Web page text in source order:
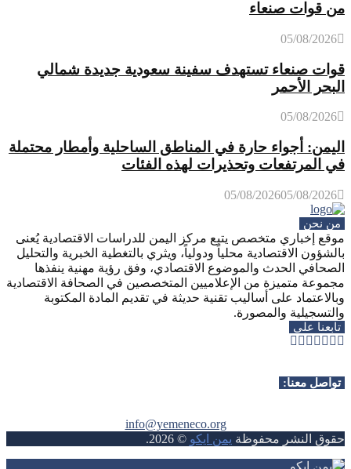
من قوات صنعاء
05/08/2026
قوات صنعاء تستهدف سفينة سعودية جديدة شمالي
البحر الأحمر
05/08/2026
اليمن: أجواء حارة في المناطق الساحلية وأمطار محتملة
في المرتفعات وتحذيرات لهذه الفئات
05/08/202605/08/2026
من نحن
موقع إخباري متخصص يتبع مركز اليمن للدراسات الاقتصادية يُعنى
بالشؤون الاقتصادية محلياً ودولياً، ويثري بالتغطية الخبرية والتحليل
الصحافي الحدث والموضوع الاقتصادي، وفق رؤية مهنية ينفذها
مجموعة متميزة من الإعلاميين المتخصصين في الصحافة الاقتصادية
وبالاعتماد على أساليب تقنية حديثة في تقديم المادة المكتوبة
والتسجيلية والمصورة.
تابعنا على
Facebook
Twitter
Instagram
Youtube
Rss
Telegram
Whatsapp
تواصل معنا:
info@yemeneco.org
حقوق النشر محفوظة يمن ايكو©
2026
.